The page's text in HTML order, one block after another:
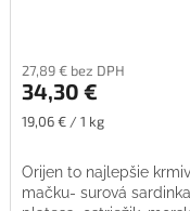
27,89 € bez DPH
34,30 €
Jednotková
19,06 € / 1 kg
Orijen to najlepšie
mačku- surová